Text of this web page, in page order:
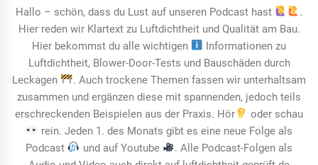
Hallo – schön, dass du Lust auf unseren Podcast hast
.
Hier reden wir Klartext zu Luftdichtheit und Qualität am Bau.
Hier bekommst du alle wichtigen
Informationen zu
Luftdichtheit, Blower-Door-Tests und Bauschäden durch
Leckagen
. Auch trockene Themen fassen wir unterhaltsam
zusammen und ergänzen diese mit spannenden, jedoch teils
erschreckenden Beispielen aus der Praxis. Hör
oder schau
rein. Jeden 1. des Monats gibt es eine neue Folge als
Podcast
und auf Youtube
. Alle Podcast-Folgen als